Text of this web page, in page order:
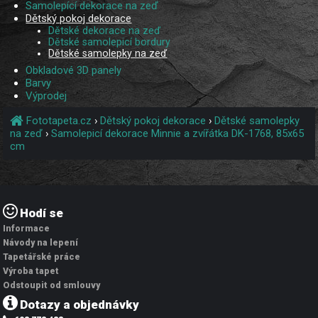
Samolepící dekorace na zeď
Dětský pokoj dekorace
Dětské dekorace na zeď
Dětské samolepicí bordury
Dětské samolepky na zeď
Obkladové 3D panely
Barvy
Výprodej
Fototapeta.cz ›Dětský pokoj dekorace ›Dětské samolepky
na zeď ›Samolepicí dekorace Minnie a zvířátka DK-1768, 85x65
cm
Hodí se
Informace
Návody na lepení
Tapetářské práce
Výroba tapet
Odstoupit od smlouvy
Dotazy a objednávky